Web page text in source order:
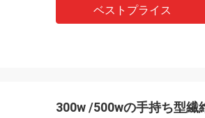
ベストプライス
300w /500wの手持ち型繊